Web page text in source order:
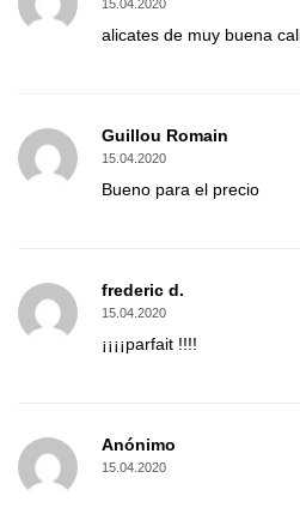
15.04.2020
alicates de muy buena
Guillou Romain
15.04.2020
Bueno para el precio
frederic d.
15.04.2020
¡¡¡¡parfait !!!!
Anónimo
15.04.2020